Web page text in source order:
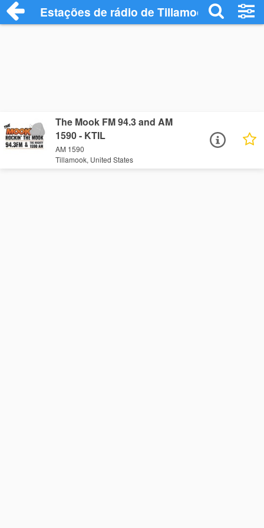
Estações de rádio de Tillamook - Ouça
The Mook FM 94.3 and AM
1590 - KTIL
AM 1590
Tillamook, United States